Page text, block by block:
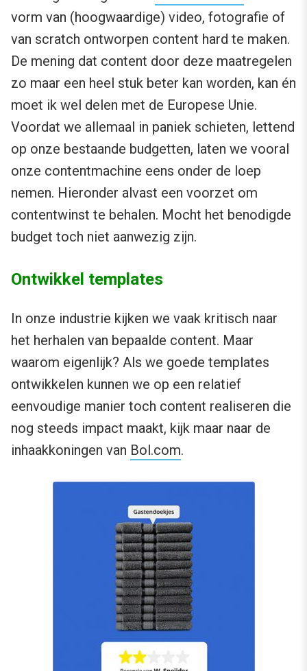
vorm van (hoogwaardige) video, fotografie of
van scratch ontworpen content hard te maken.
De mening dat content door deze maatregelen
zo maar een heel stuk beter kan worden, kan én
moet ik wel delen met de Europese Unie.
Voordat we allemaal in paniek schieten, lettend
op onze bestaande budgetten, laten we vooral
onze contentmachine eens onder de loep
nemen. Hieronder alvast een voorzet om
contentwinst te behalen. Mocht het benodigde
budget toch niet aanwezig zijn.
Ontwikkel templates
In onze industrie kijken we vaak kritisch naar
het herhalen van bepaalde content. Maar
waarom eigenlijk? Als we goede templates
ontwikkelen kunnen we op een relatief
eenvoudige manier toch content realiseren die
nog steeds impact maakt, kijk maar naar de
inhaakkoningen van Bol.com.